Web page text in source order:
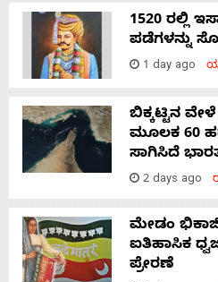
1520 ರಲ್ಲಿ
ಪಡೆಗಳನ್ನು
1 day ago
ಬಿಕ್ಕಟ್ಟಿನ
ಮೂಲಕ 60
ಸಾಗಿಸಿದೆ
2 days ago
ಮೇಡಂ
ಐತಿಹಾಸಿಕ
ಪ್ರೇರಣೆ